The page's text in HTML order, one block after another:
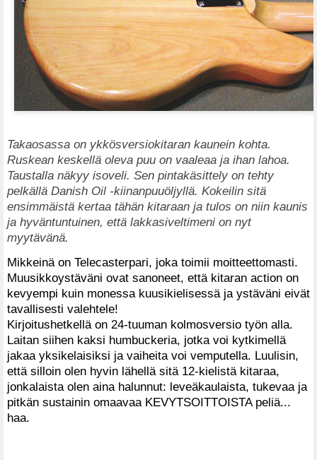
Takaosassa on ykkösversiokitaran kaunein kohta.
Ruskean keskellä oleva puu on vaaleaa ja ihan lahoa.
Taustalla näkyy isoveli. Sen pintakäsittely on tehty
pelkällä Danish Oil -kiinanpuuöljyllä. Kokeilin sitä
ensimmäistä kertaa tähän kitaraan ja tulos on niin kaunis
ja hyväntuntuinen, että lakkasiveltimeni on nyt
myytävänä.
Mikkeinä on Telecasterpari, joka toimii moitteettomasti.
Muusikkoystäväni ovat sanoneet, että kitaran action on
kevyempi kuin monessa kuusikielisessä ja ystäväni eivät
tavallisesti valehtele!
Kirjoitushetkellä on 24-tuuman kolmosversio työn alla.
Laitan siihen kaksi humbuckeria, jotka voi kytkimellä
jakaa yksikelaisiksi ja vaiheita voi vemputella. Luulisin,
että silloin olen hyvin lähellä sitä 12-kielistä kitaraa,
jonkalaista olen aina halunnut: leveäkaulaista, tukevaa ja
pitkän sustainin omaavaa KEVYTSOITTOISTA peliä...
haa.